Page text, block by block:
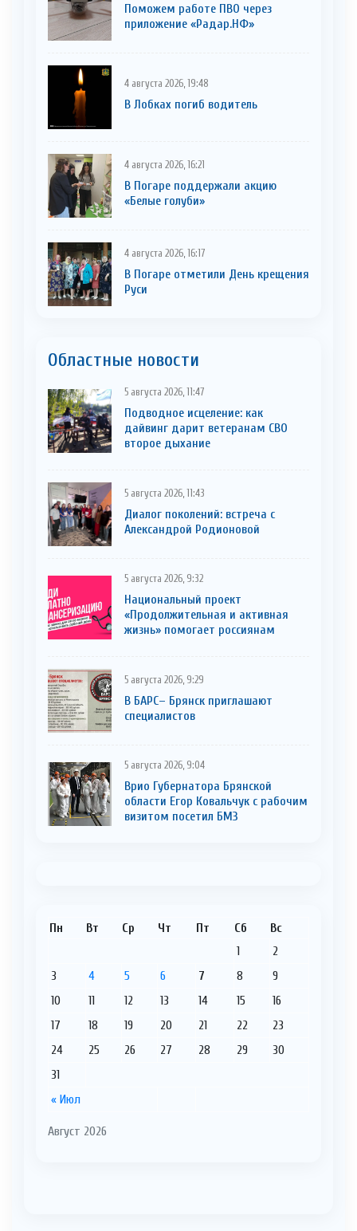
Поможем работе ПВО через
приложение «Радар.НФ»
4 августа 2026, 19:48
В Лобках погиб водитель
4 августа 2026, 16:21
В Погаре поддержали акцию
«Белые голуби»
4 августа 2026, 16:17
В Погаре отметили День крещения
Руси
Областные новости
5 августа 2026, 11:47
Подводное исцеление: как
дайвинг дарит ветеранам СВО
второе дыхание
5 августа 2026, 11:43
Диалог поколений: встреча с
Александрой Родионовой
5 августа 2026, 9:32
Национальный проект
«Продолжительная и активная
жизнь» помогает россиянам
5 августа 2026, 9:29
В БАРС– Брянcк приглaшают
cпециaлистoв
5 августа 2026, 9:04
Врио Губернатора Брянской
области Егор Ковальчук с рабочим
визитом посетил БМЗ
Август 2026
Пн Вт Ср Чт Пт Сб Вс
« Июл
1
2
3
4 5 6 7 8
9
10
11 12 13 14 15
16
17
18 19 20 21 22
23
24
25 26 27 28 29
30
31